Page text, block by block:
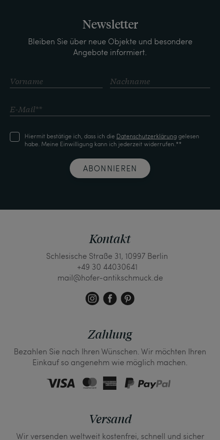
Newsletter
Bleiben Sie über neue Objekte und besondere
Angebote informiert.
Hiermit bestätige ich, dass ich die Daten­schutz­erklärunggelesen
habe. Meine Einwilligung kann ich jederzeit widerrufen.**
ABONNIEREN
Kontakt
Schlesische Straße 31, 10997 Berlin
+49 30 44030641
mail@hofer-antikschmuck.de
Zahlung
Bezahlen Sie nach Ihren Wünschen. Wir möchten Ihren
Einkauf so angenehm wie möglich machen.
Versand
Wir versenden weltweit kostenfrei, schnell und sicher